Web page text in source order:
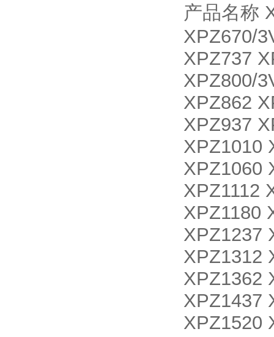
产品名称
XPZ670/
XPZ737
XPZ800/
XPZ862
XPZ937
XPZ1010
XPZ1060
XPZ1112
XPZ1180
XPZ1237
XPZ1312
XPZ1362
XPZ1437
XPZ1520